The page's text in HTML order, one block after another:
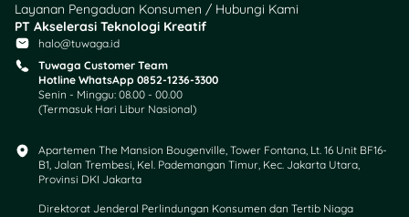
Tuwaga. DiTuwagakamu
bisa dapat info lengkap
berbagai produk finansial,
mulai dari kartu kredit,
tabungan, KTA, deposito,
hingga dana tunai properti
insight biar keputusan
finansial kamu makin
Layanan Pengaduan Konsumen / Hubungi Kami
PT Akselerasi Teknologi Kreatif
halo@tuwaga.id
Tuwaga Customer Team
Hotline WhatsApp 0852-1236-3300
Senin - Minggu: 08.00 - 00.00
(Termasuk Hari Libur Nasional)
Apartemen The Mansion Bougenville, Tower Fontana, Lt. 16 Unit BF16-
B1, Jalan Trembesi, Kel. Pademangan Timur, Kec. Jakarta Utara,
Provinsi DKI Jakarta
Direktorat Jenderal Perlindungan Konsumen dan Tertib Niaga